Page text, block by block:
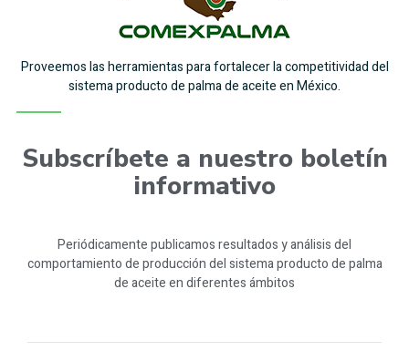
Proveemos las herramientas para fortalecer la competitividad del
sistema producto de palma de aceite en México.
Subscríbete a nuestro boletín
informativo
Periódicamente publicamos resultados y análisis del
comportamiento de producción del sistema producto de palma
de aceite en diferentes ámbitos